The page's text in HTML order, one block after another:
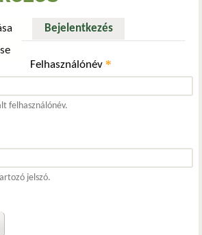
Bejelentkezés(aktív fül)
Felhasználónév*
felhasználónév.
jelszó.